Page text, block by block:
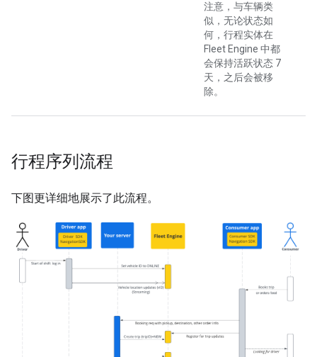
注意，与车辆类
似，无论状态如
何，行程实体在
Fleet Engine 中都
会保持活跃状态 7
天，之后会被移
除。
行程序列流程
下图更详细地展示了此流程。